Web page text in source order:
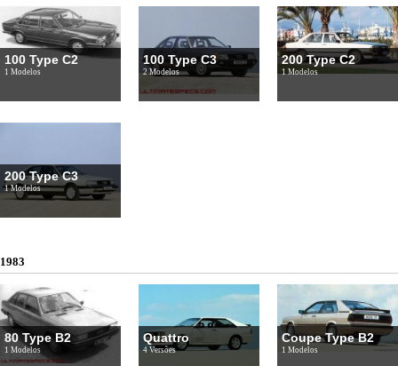
100 Type C2
1 Modelos
100 Type C3
2 Modelos
200 Type C2
1 Modelos
200 Type C3
1 Modelos
1983
80 Type B2
1 Modelos
Quattro
4 Versões
Coupe Type B2
1 Modelos